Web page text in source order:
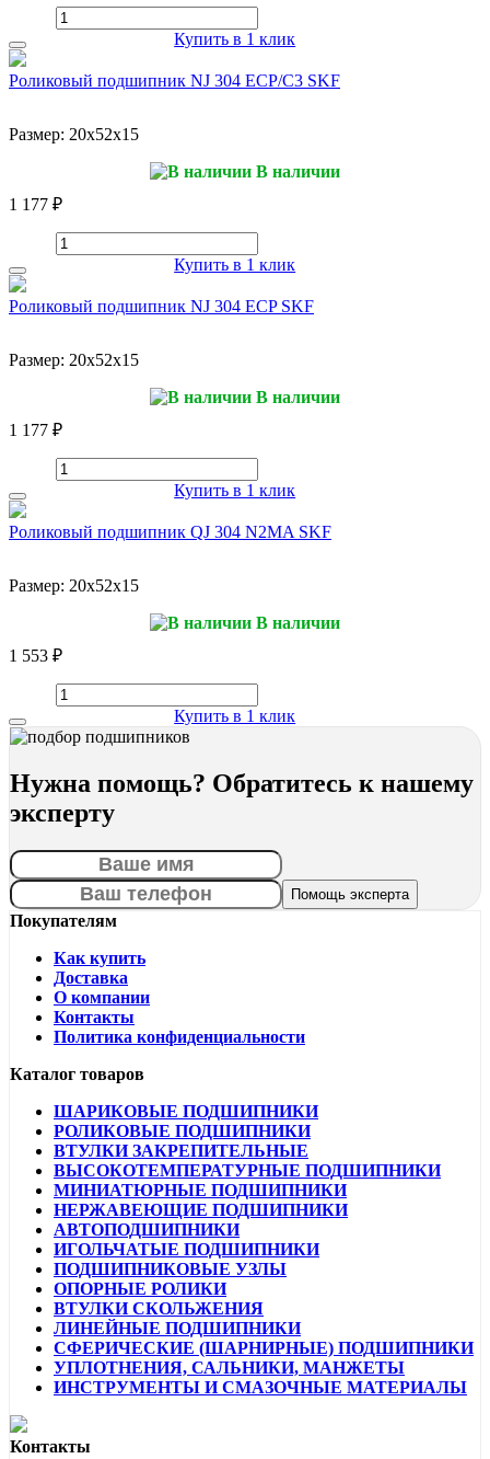
Купить в 1 клик
Роликовый подшипник NJ 304 ECP/C3 SKF
Размер: 20x52x15
В наличии
1 177 ₽
Купить в 1 клик
Роликовый подшипник NJ 304 ECP SKF
Размер: 20x52x15
В наличии
1 177 ₽
Купить в 1 клик
Роликовый подшипник QJ 304 N2MA SKF
Размер: 20x52x15
В наличии
1 553 ₽
Купить в 1 клик
Нужна помощь? Обратитесь к нашему
эксперту
Покупателям
Как купить
Доставка
О компании
Контакты
Политика конфиденциальности
Каталог товаров
ШАРИКОВЫЕ ПОДШИПНИКИ
РОЛИКОВЫЕ ПОДШИПНИКИ
ВТУЛКИ ЗАКРЕПИТЕЛЬНЫЕ
ВЫСОКОТЕМПЕРАТУРНЫЕ ПОДШИПНИКИ
МИНИАТЮРНЫЕ ПОДШИПНИКИ
НЕРЖАВЕЮЩИЕ ПОДШИПНИКИ
АВТОПОДШИПНИКИ
ИГОЛЬЧАТЫЕ ПОДШИПНИКИ
ПОДШИПНИКОВЫЕ УЗЛЫ
ОПОРНЫЕ РОЛИКИ
ВТУЛКИ СКОЛЬЖЕНИЯ
ЛИНЕЙНЫЕ ПОДШИПНИКИ
СФЕРИЧЕСКИЕ (ШАРНИРНЫЕ) ПОДШИПНИКИ
УПЛОТНЕНИЯ, САЛЬНИКИ, МАНЖЕТЫ
ИНСТРУМЕНТЫ И СМАЗОЧНЫЕ МАТЕРИАЛЫ
Контакты